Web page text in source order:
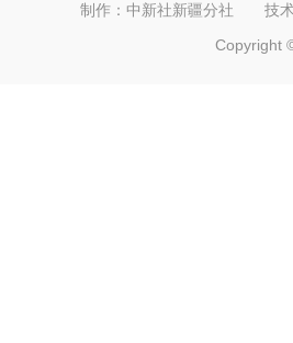
制作：中新社新疆分社 技
Copyright